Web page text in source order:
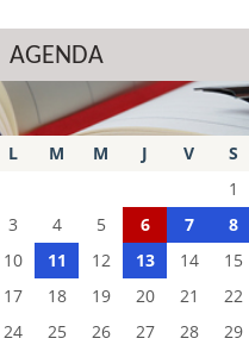
AGENDA
L M M J V S
1
3
4 5 6 7 8
10
11 12 13 14 15
17
18 19 20 21 22
24
25 26 27 28 29